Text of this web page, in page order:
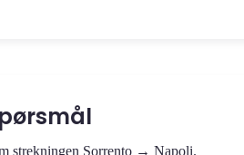
strekningen Sorrento → Napoli.